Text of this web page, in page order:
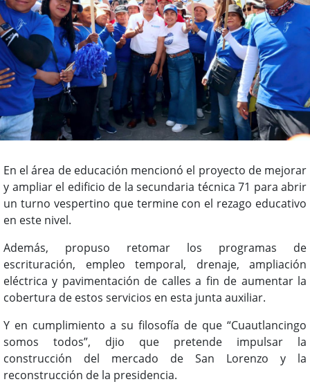
En el área de educación mencionó el proyecto de mejorar
y ampliar el edificio de la secundaria técnica 71 para abrir
un turno vespertino que termine con el rezago educativo
en este nivel.
Además, propuso retomar los programas de
escrituración, empleo temporal, drenaje, ampliación
eléctrica y pavimentación de calles a fin de aumentar la
cobertura de estos servicios en esta junta auxiliar.
Y en cumplimiento a su filosofía de que “Cuautlancingo
somos todos”, djio que pretende impulsar la
construcción del mercado de San Lorenzo y la
reconstrucción de la presidencia.